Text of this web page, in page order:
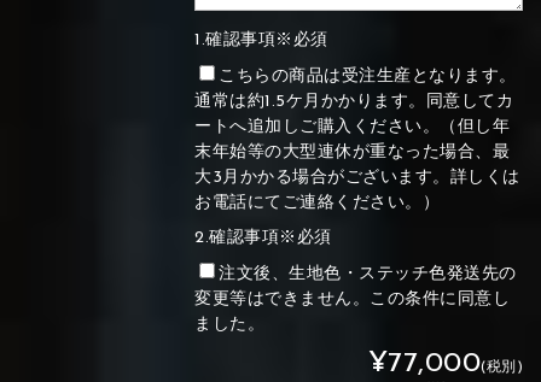
1.確認事項※必須
こちらの商品は受注生産となります。
通常は約1.5ケ月かかります。同意してカ
ートへ追加しご購入ください。（但し年
末年始等の大型連休が重なった場合、最
大3月かかる場合がございます。詳しくは
お電話にてご連絡ください。）
2.確認事項※必須
注文後、生地色・ステッチ色発送先の
変更等はできません。この条件に同意し
ました。
¥77,000(税別)